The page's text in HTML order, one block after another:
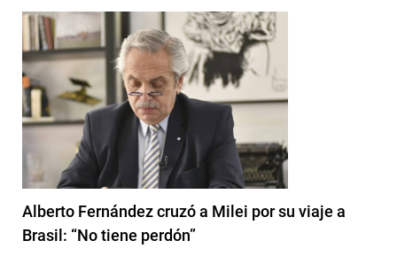
Alberto Fernández cruzó a Milei por su viaje a
Brasil: “No tiene perdón”